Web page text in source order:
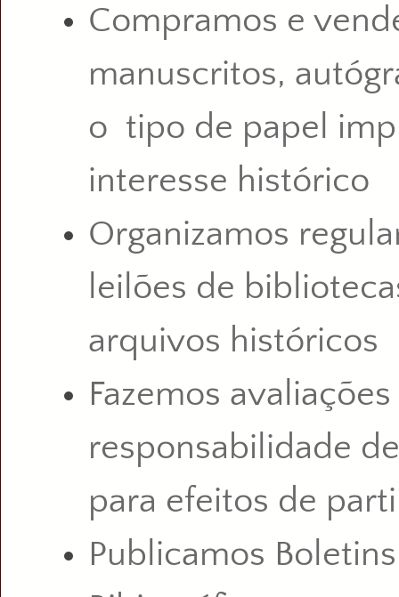
Compramos e
manuscritos,
o tipo de papel
interesse histórico
Organizamos
leilões de
arquivos históricos
Fazemos
responsabilidade
para efeitos de
Publicamos Boletins